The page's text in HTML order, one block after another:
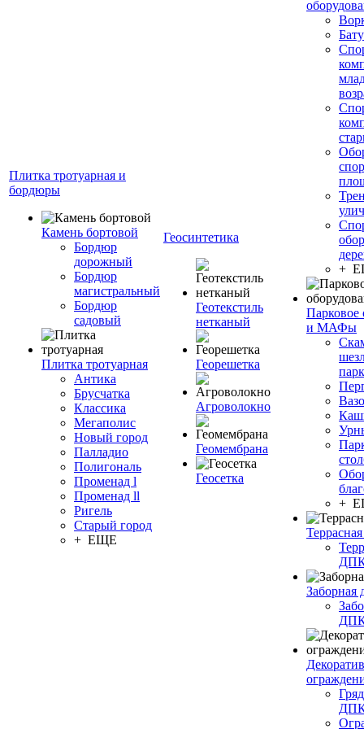
Плитка тротуарная и
бордюры
Камень бортовой
Бордюр
дорожный
Бордюр
магистральный
Бордюр
садовый
Плитка тротуарная
Антика
Брусчатка
Классика
Мегаполис
Новый город
Палладио
Полигональ
Променад l
Променад ll
Ригель
Старый город
+ ЕЩЕ
Геосинтетика
Геотекстиль
нетканый
Георешетка
Агроволокно
Геомембрана
Геосетка
+
Парковое
и МАФы
+
Заборная